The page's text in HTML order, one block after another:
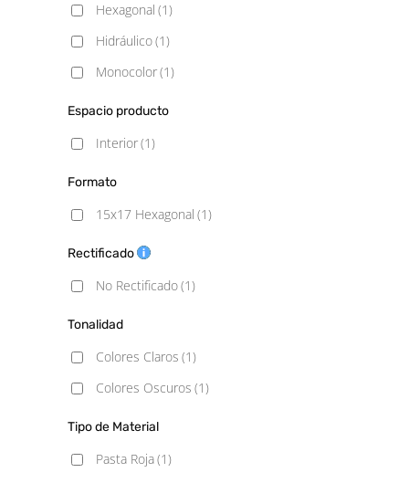
Hexagonal (1)
Hidráulico(1)
Monocolor(1)
Espacio producto
Interior(1)
Formato
15x17 Hexagonal (1)
Rectificado
No Rectificado(1)
Tonalidad
Colores Claros (1)
Colores Oscuros (1)
Tipo de Material
Pasta Roja(1)